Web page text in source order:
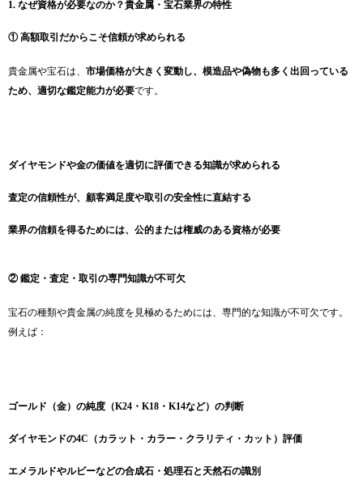
1. なぜ資格が必要なのか？貴金属・宝石業界の特性
① 高額取引だからこそ信頼が求められる
貴金属や宝石は、 市場価格が大きく変動し、模造品や偽物も多く出回っている
ため、適切な鑑定能力が必要です。
ダイヤモンドや金の価値を適切に評価できる知識が求められる
査定の信頼性が、顧客満足度や取引の安全性に直結する
業界の信頼を得るためには、公的または権威のある資格が必要
② 鑑定・査定・取引の専門知識が不可欠
宝石の種類や貴金属の純度を見極めるためには、専門的な知識が不可欠です。
例えば：
ゴールド（金）の純度（K24・K18・K14など）の判断
ダイヤモンドの4C（カラット・カラー・クラリティ・カット）評価
エメラルドやルビーなどの合成石・処理石と天然石の識別